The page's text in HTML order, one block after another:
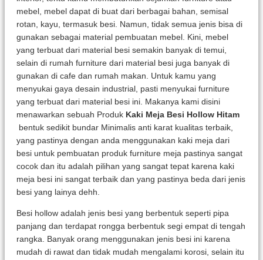
mebel, mebel dapat di buat dari berbagai bahan, semisal
rotan, kayu, termasuk besi. Namun, tidak semua jenis bisa di
gunakan sebagai material pembuatan mebel. Kini, mebel
yang terbuat dari material besi semakin banyak di temui,
selain di rumah furniture dari material besi juga banyak di
gunakan di cafe dan rumah makan. Untuk kamu yang
menyukai gaya desain industrial, pasti menyukai furniture
yang terbuat dari material besi ini. Makanya kami disini
menawarkan sebuah Produk Kaki Meja Besi Hollow Hitam
bentuk sedikit bundar Minimalis anti karat kualitas terbaik,
yang pastinya dengan anda menggunakan kaki meja dari
besi untuk pembuatan produk furniture meja pastinya sangat
cocok dan itu adalah pilihan yang sangat tepat karena kaki
meja besi ini sangat terbaik dan yang pastinya beda dari jenis
besi yang lainya dehh.
Besi hollow adalah jenis besi yang berbentuk seperti pipa
panjang dan terdapat rongga berbentuk segi empat di tengah
rangka. Banyak orang menggunakan jenis besi ini karena
mudah di rawat dan tidak mudah mengalami korosi, selain itu